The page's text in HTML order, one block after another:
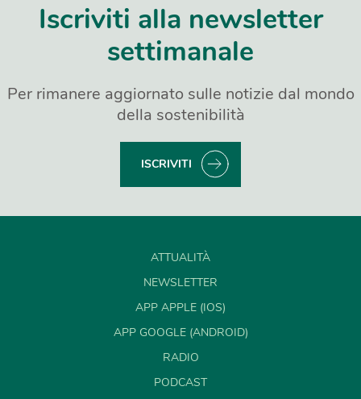
Iscriviti alla newsletter
settimanale
Per rimanere aggiornato sulle notizie dal mondo
della sostenibilità
ISCRIVITI
ATTUALITÀ
NEWSLETTER
APP APPLE (IOS)
APP GOOGLE (ANDROID)
RADIO
PODCAST